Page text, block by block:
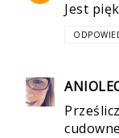
Jest